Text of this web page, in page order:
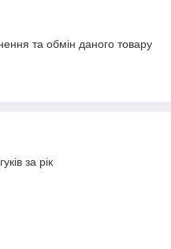
та обмін даного товару
за рік